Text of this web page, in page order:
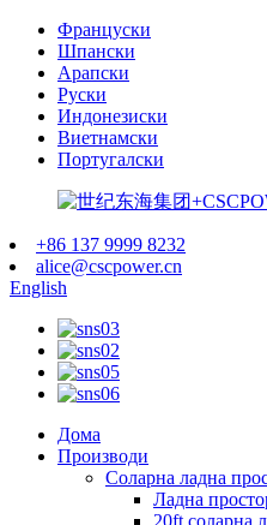
Француски
Шпански
Арапски
Руски
Индонезиски
Виетнамски
Португалски
+86 137 9999 8232
alice@cscpower.cn
English
Дома
Производи
Соларна ладна
Ладна
20ft соларна